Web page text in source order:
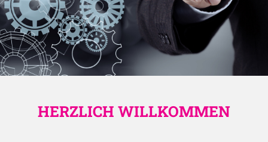
HERZLICH WILLKOMMEN